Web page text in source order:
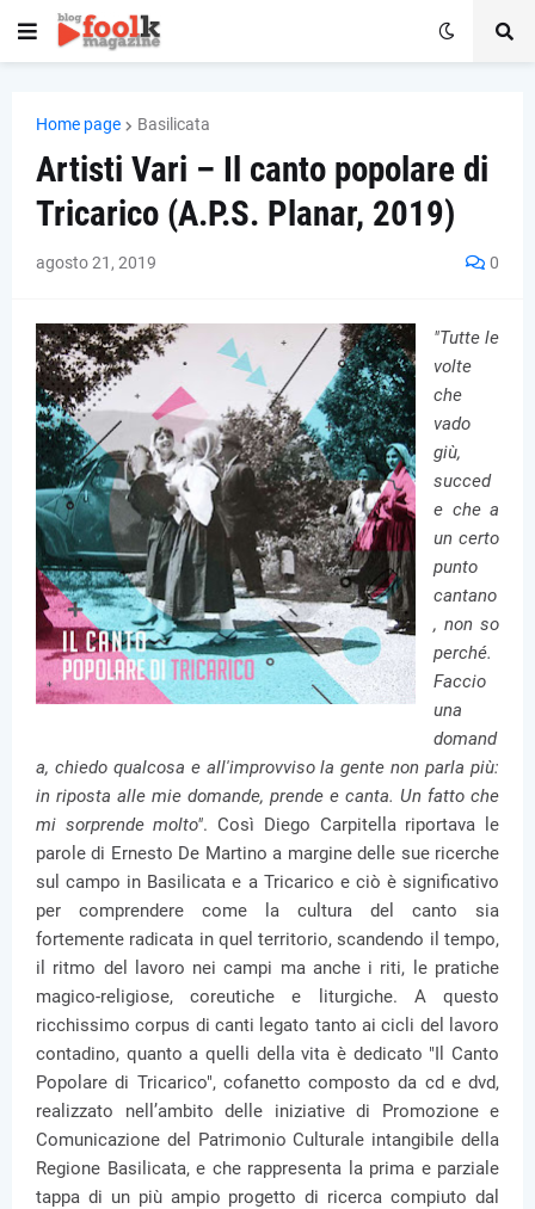
Home page Basilicata
Artisti Vari – Il canto popolare di
Tricarico (A.P.S. Planar, 2019)
agosto 21, 2019 0
"Tutte le
volte
che
vado
giù,
succed
e che a
un certo
punto
cantano
, non so
perché.
Faccio
una
domand
a, chiedo qualcosa e all'improvviso la gente non parla più:
in riposta alle mie domande, prende e canta. Un fatto che
mi sorprende molto". Così Diego Carpitella riportava le
parole di Ernesto De Martino a margine delle sue ricerche
sul campo in Basilicata e a Tricarico e ciò è significativo
per comprendere come la cultura del canto sia
fortemente radicata in quel territorio, scandendo il tempo,
il ritmo del lavoro nei campi ma anche i riti, le pratiche
magico-religiose, coreutiche e liturgiche. A questo
ricchissimo corpus di canti legato tanto ai cicli del lavoro
contadino, quanto a quelli della vita è dedicato "Il Canto
Popolare di Tricarico", cofanetto composto da cd e dvd,
realizzato nell’ambito delle iniziative di Promozione e
Comunicazione del Patrimonio Culturale intangibile della
Regione Basilicata, e che rappresenta la prima e parziale
tappa di un più ampio progetto di ricerca compiuto dal